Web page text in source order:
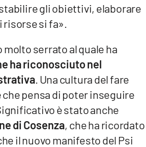
gli obiettivi, elaborare
si fa».
serrato al quale ha
ha riconosciuto nel
. Una cultura del fare
pensa di poter inseguire
è stato anche
di Cosenza, che ha ricordato
il nuovo manifesto del Psi